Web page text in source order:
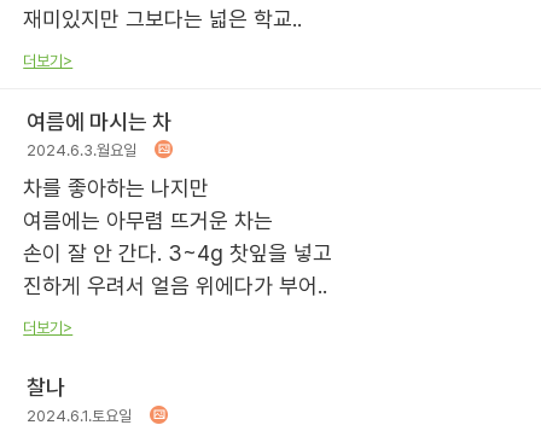
재미있지만 그보다는 넓은 학교..
더보기>
여름에 마시는 차
2024.6.3.월요일
차를 좋아하는 나지만
여름에는 아무렴 뜨거운 차는
손이 잘 안 간다. 3~4g 찻잎을 넣고
진하게 우려서 얼음 위에다가 부어..
더보기>
찰나
2024.6.1.토요일